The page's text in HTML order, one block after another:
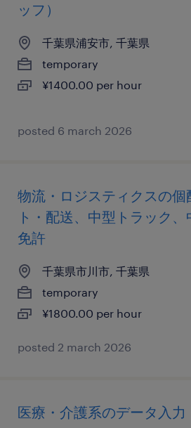
ッフ）
千葉県浦安市, 千葉県
temporary
¥1400.00 per hour
posted 6 march 2026
物流・ロジスティクスの個
ト・配送、中型トラック
免許
千葉県市川市, 千葉県
temporary
¥1800.00 per hour
posted 2 march 2026
医療・介護系のデータ入力